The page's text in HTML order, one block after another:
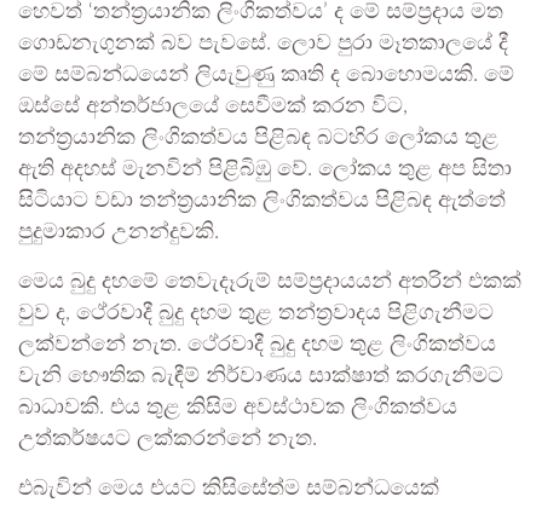
හෙවත් ‘තන්ත්‍රයානික ලිංගිකත්වය’ ද මේ සම්ප්‍රදාය මත
ගොඩනැගුනක් බව පැවසේ. ලොව පුරා මෑතකාලයේ දී
මේ සම්බන්ධයෙන් ලියැවුණු කෘති ද බොහොමයකි. මේ
ඔස්සේ අන්තර්ජාලයේ සෙවීමක් කරන විට,
තන්ත්‍රයානික ලිංගිකත්වය පිළිබඳ බටහිර ලෝකය තුළ
ඇති අදහස් මැනවින් පිළිබිඹු වේ. ලෝකය තුළ අප සිතා
සිටියාට වඩා තන්ත්‍රයානික ලිංගිකත්වය පිළිබඳ ඇත්තේ
පුදුමාකාර උනන්දුවකි.
මෙය බුදු දහමේ තෙවැදෑරුම් සම්ප්‍රදායයන් අතරින් එකක්
වුව ද, ථේරවාදී බුදු දහම තුළ තන්ත්‍රවාදය පිළිගැනීමට
ලක්වන්නේ නැත. ථේරවාදී බුදු දහම තුළ ලිංගිකත්වය
වැනි භෞතික බැඳීම් නිර්වාණය සාක්ෂාත් කරගැනීමට
බාධාවකි. එය තුළ කිසිම අවස්ථාවක ලිංගිකත්වය
උත්කර්ෂයට ලක්කරන්නේ නැත.
එබැවින් මෙය එයට කිසිසේත්ම සම්බන්ධයෙක්